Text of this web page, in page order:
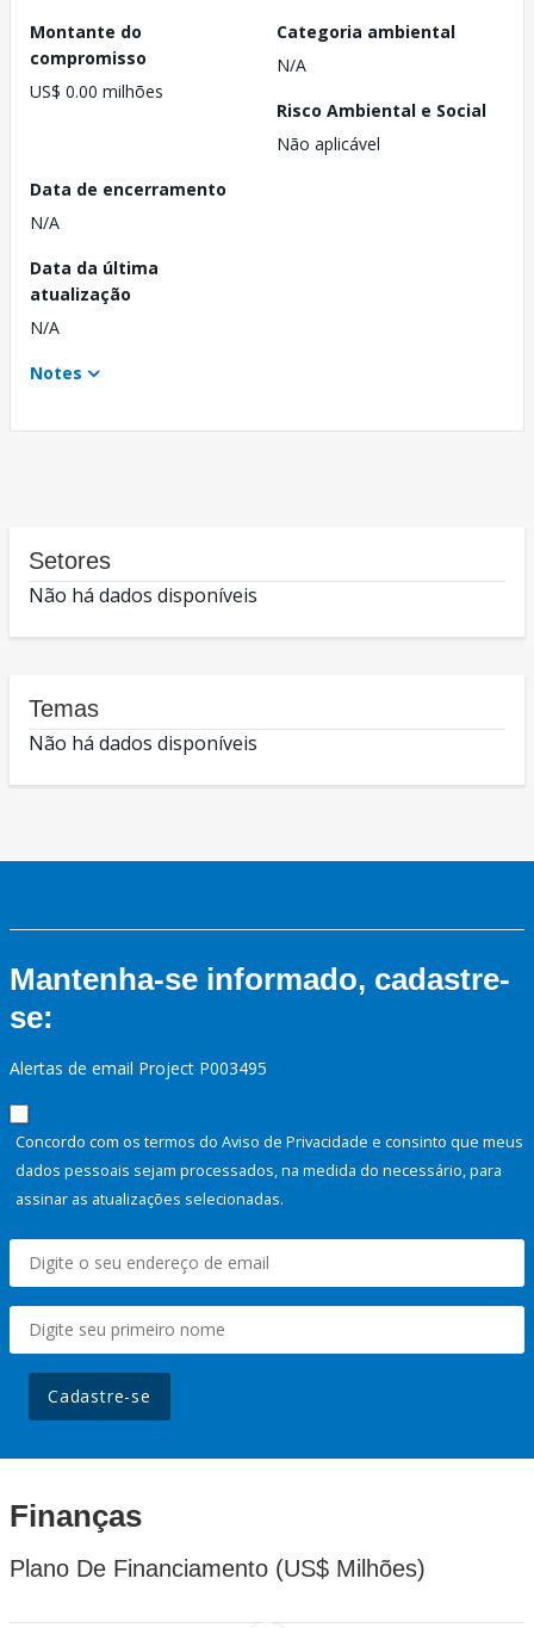
Montante do
compromisso
US$ 0.00 milhões
Categoria ambiental
N/A
Risco Ambiental e Social
Não aplicável
Data de encerramento
N/A
Data da última
atualização
N/A
Notes
Setores
Não há dados disponíveis
Temas
Não há dados disponíveis
Mantenha-se informado, cadastre-
se:
Alertas de email Project P003495
Concordo com os termos do Aviso de Privacidade e consinto que meus
dados pessoais sejam processados, na medida do necessário, para
assinar as atualizações selecionadas.
Cadastre-se
Finanças
Plano De Financiamento (US$ Milhões)